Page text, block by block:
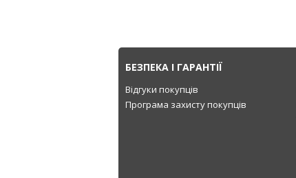
БЕЗПЕКА І ГАРАНТІЇ
Відгуки покупців
Програма захисту покупців